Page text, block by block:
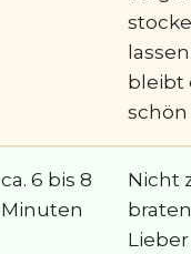
bleibt
schön
ca. 6 bis 8
Minuten
Nicht
Lieber